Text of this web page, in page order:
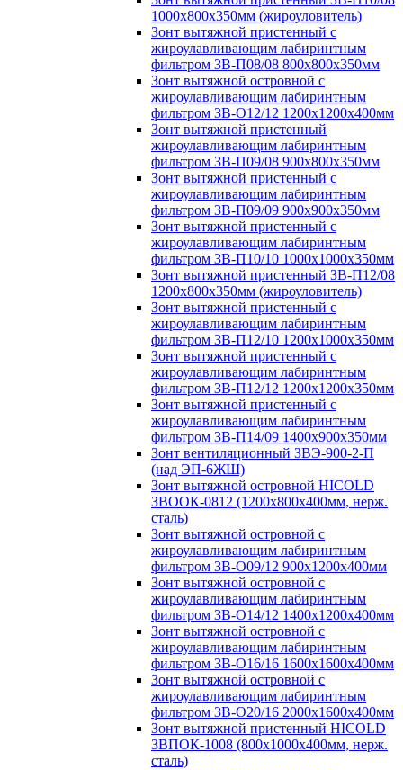
1000х800х350мм (жироуловитель)
Зонт вытяжной пристенный с
жироулавливающим лабиринтным
фильтром ЗВ-П08/08 800х800х350мм
Зонт вытяжной островной с
жироулавливающим лабиринтным
фильтром ЗВ-О12/12 1200х1200х400мм
Зонт вытяжной пристенный
жироулавливающим лабиринтным
фильтром ЗВ-П09/08 900х800х350мм
Зонт вытяжной пристенный с
жироулавливающим лабиринтным
фильтром ЗВ-П09/09 900х900х350мм
Зонт вытяжной пристенный с
жироулавливающим лабиринтным
фильтром ЗВ-П10/10 1000х1000х350мм
Зонт вытяжной пристенный ЗВ-П12/08
1200х800х350мм (жироуловитель)
Зонт вытяжной пристенный с
жироулавливающим лабиринтным
фильтром ЗВ-П12/10 1200х1000х350мм
Зонт вытяжной пристенный с
жироулавливающим лабиринтным
фильтром ЗВ-П12/12 1200х1200х350мм
Зонт вытяжной пристенный с
жироулавливающим лабиринтным
фильтром ЗВ-П14/09 1400х900х350мм
Зонт вентиляционный ЗВЭ-900-2-П
(над ЭП-6ЖШ)
Зонт вытяжной островной HICOLD
ЗВООК-0812 (1200х800x400мм, нерж.
сталь)
Зонт вытяжной островной с
жироулавливающим лабиринтным
фильтром ЗВ-О09/12 900х1200х400мм
Зонт вытяжной островной с
жироулавливающим лабиринтным
фильтром ЗВ-О14/12 1400х1200х400мм
Зонт вытяжной островной с
жироулавливающим лабиринтным
фильтром ЗВ-О16/16 1600х1600х400мм
Зонт вытяжной островной с
жироулавливающим лабиринтным
фильтром ЗВ-О20/16 2000х1600х400мм
Зонт вытяжной пристенный HICOLD
ЗВПОК-1008 (800х1000х400мм, нерж.
сталь)